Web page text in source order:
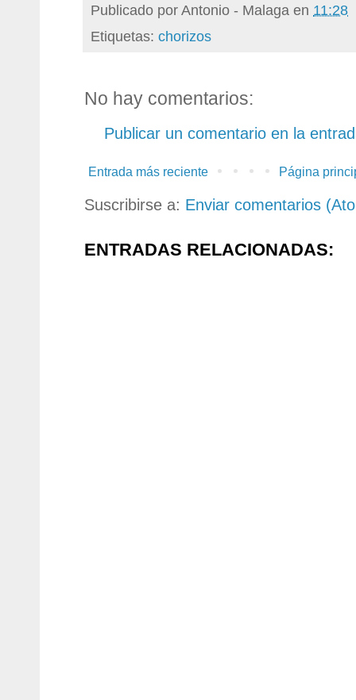
Publicado porAntonio - Malaga en 11:28
Etiquetas: chorizos
No hay comentarios:
Publicar un comentario en la
Entrada más reciente Página
Suscribirse a: Enviar comentarios
ENTRADAS RELACIONADAS: